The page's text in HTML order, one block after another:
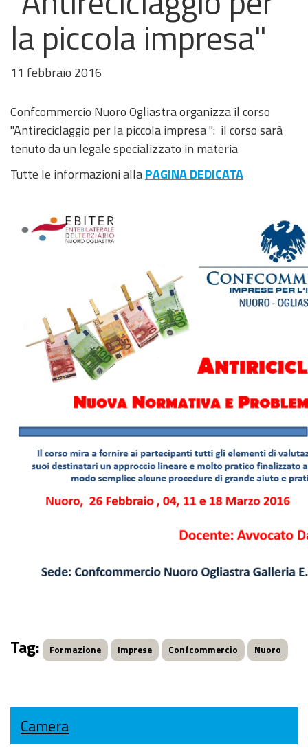
la piccola impresa"
11 febbraio 2016
Confcommercio Nuoro Ogliastra organizza il corso
"Antireciclaggio per la piccola impresa ": il corso sarà
tenuto da un legale specializzato in materia
Tutte le informazioni allaPAGINA DEDICATA
Tag: Formazione Imprese Confcommercio Nuoro
Camera